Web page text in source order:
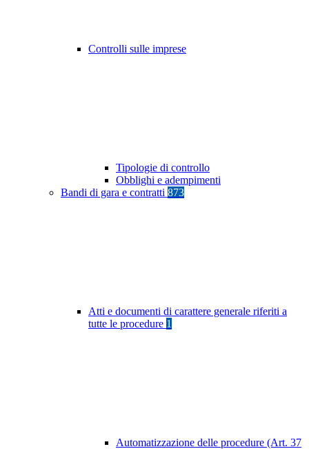
Controlli sulle imprese
Tipologie di controllo
Obblighi e adempimenti
Bandi di gara e contratti 873
Atti e documenti di carattere generale riferiti a
tutte le procedure 1
Automatizzazione delle procedure (Art. 37